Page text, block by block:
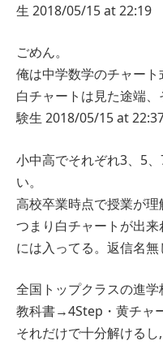
生 2018/05/15 at 22:19
ごめん。
俺は中学数学のチャート
白チャートは見た途端、
験生 2018/05/15 at
小中高でそれぞれ3、5
い。
高校卒業時点で授業が理
つまり白チャートが出
には入ってる。 返信名無
全国トップクラスの進
教科書→4Step・黄チャ
それだけで十分解ける